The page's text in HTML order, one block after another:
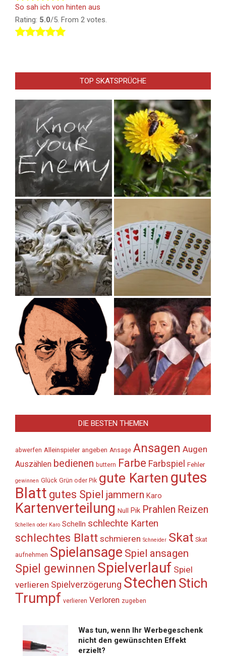
So sah ich von hinten aus
Rating: 5.0/5. From 2 votes.
TOP SKATSPRÜCHE
DIE BESTEN THEMEN
abwerfen Alleinspieler angeben Ansage Ansagen Augen
Auszählen bedienen buttern Farbe Farbspiel Fehler
gewinnen Glück Grün oder Pik gute Karten gutes
Blatt gutes Spiel jammern Karo
Kartenverteilung Null Pik Prahlen Reizen
Schellen oder Karo Schelln schlechte Karten
schlechtes Blatt schmieren Schneider Skat Skat
aufnehmen Spielansage Spiel ansagen
Spiel gewinnen Spielverlauf Spiel
verlieren Spielverzögerung Stechen Stich
Trumpf verlieren Verloren zugeben
Was tun, wenn Ihr Werbegeschenk
nicht den gewünschten Effekt
erzielt?